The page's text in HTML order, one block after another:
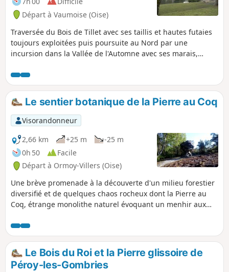
Départ à Vaumoise (Oise)
Traversée du Bois de Tillet avec ses taillis et hautes futaies
toujours exploitées puis poursuite au Nord par une
incursion dans la Vallée de l'Automne avec ses marais,
La visite des villages de Feigneux et de Bémont donne un
aperçu du patrimoine architectural de cette région.
Le sentier botanique de la Pierre au Coq
Visorandonneur
2,66 km
+25 m
-25 m
0h 50
Facile
Départ à Ormoy-Villers (Oise)
Une brève promenade à la découverte d'un milieu forestier
diversifié et de quelques chaos rocheux dont la Pierre au
Coq, étrange monolithe naturel évoquant un menhir aux
Le Bois du Roi et la Pierre glissoire de
Péroy-les-Gombries